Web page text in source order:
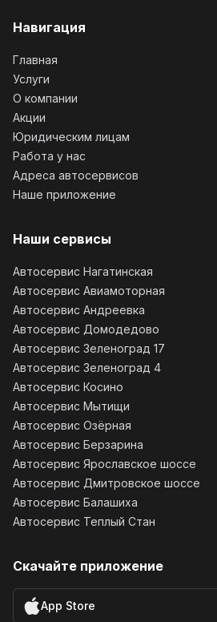
Навигация
Главная
Услуги
О компании
Акции
Юридическим лицам
Работа у нас
Адреса автосервисов
Наше приложение
Наши сервисы
Автосервис Нагатинская
Автосервис Авиамоторная
Автосервис Андреевка
Автосервис Домодедово
Автосервис Зеленоград 17
Автосервис Зеленоград 4
Автосервис Косино
Автосервис Мытищи
Автосервис Озёрная
Автосервис Берзарина
Автосервис Ярославское шоссе
Автосервис Дмитровское шоссе
Автосервис Балашиха
Автосервис Теплый Стан
Скачайте приложение
App Store